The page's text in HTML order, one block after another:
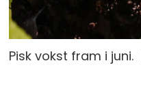
Pisk vokst fram i juni.